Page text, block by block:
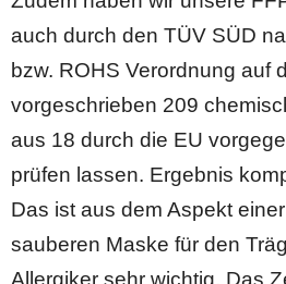
auch durch den TÜV SÜD
bzw. ROHS Verordnung auf
vorgeschrieben 209
aus 18 durch die EU
prüfen lassen. Ergebnis
Das ist aus dem Aspekt
sauberen Maske für den
Allergiker sehr wichtig. Das